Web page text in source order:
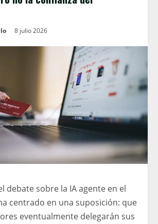
8 julio 2026
debate sobre la IA agente en el
centrado en una suposición: que
eventualmente delegarán sus